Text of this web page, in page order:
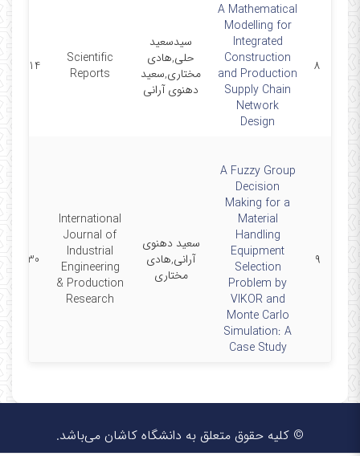
۸
A Mathematical
Modelling for
Integrated
Construction
and Production
Supply Chain
Network
Design
سیدسعید
حلی,هادی
مختاری,سعید
دهنوی آرانی
Scientific
Reports
10-14
۹
A Fuzzy Group
Decision
Making for a
Material
Handling
Equipment
Selection
Problem by
VIKOR and
Monte Carlo
Simulation: A
Case Study
سعید دهنوی
آرانی,هادی
مختاری
International
Journal of
Industrial
Engineering
& Production
Research
06-30
© کلیه حقوق متعلق به دانشگاه کاشان می‌باشد.